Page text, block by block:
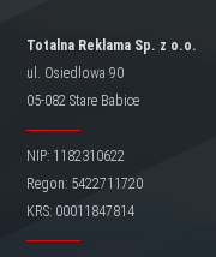
Totalna Reklama Sp. z o.o.
ul. Osiedlowa 90
05-082 Stare Babice
NIP: 1182310622
Regon: 5422711720
KRS: 00011847814